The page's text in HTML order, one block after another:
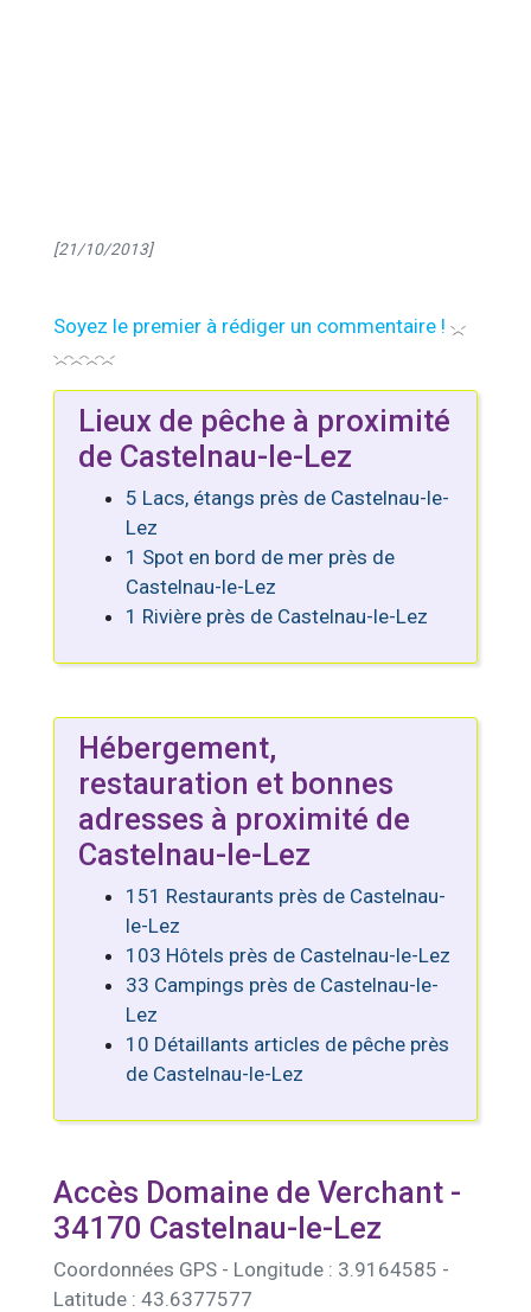
[21/10/2013]
Soyez le premier à rédiger un commentaire !
Lieux de pêche à proximité
de Castelnau-le-Lez
5 Lacs, étangs près de Castelnau-le-
Lez
1 Spot en bord de mer près de
Castelnau-le-Lez
1 Rivière près de Castelnau-le-Lez
Hébergement,
restauration et bonnes
adresses à proximité de
Castelnau-le-Lez
151 Restaurants près de Castelnau-
le-Lez
103 Hôtels près de Castelnau-le-Lez
33 Campings près de Castelnau-le-
Lez
10 Détaillants articles de pêche près
de Castelnau-le-Lez
Accès Domaine de Verchant -
34170 Castelnau-le-Lez
Coordonnées GPS - Longitude : 3.9164585 -
Latitude : 43.6377577